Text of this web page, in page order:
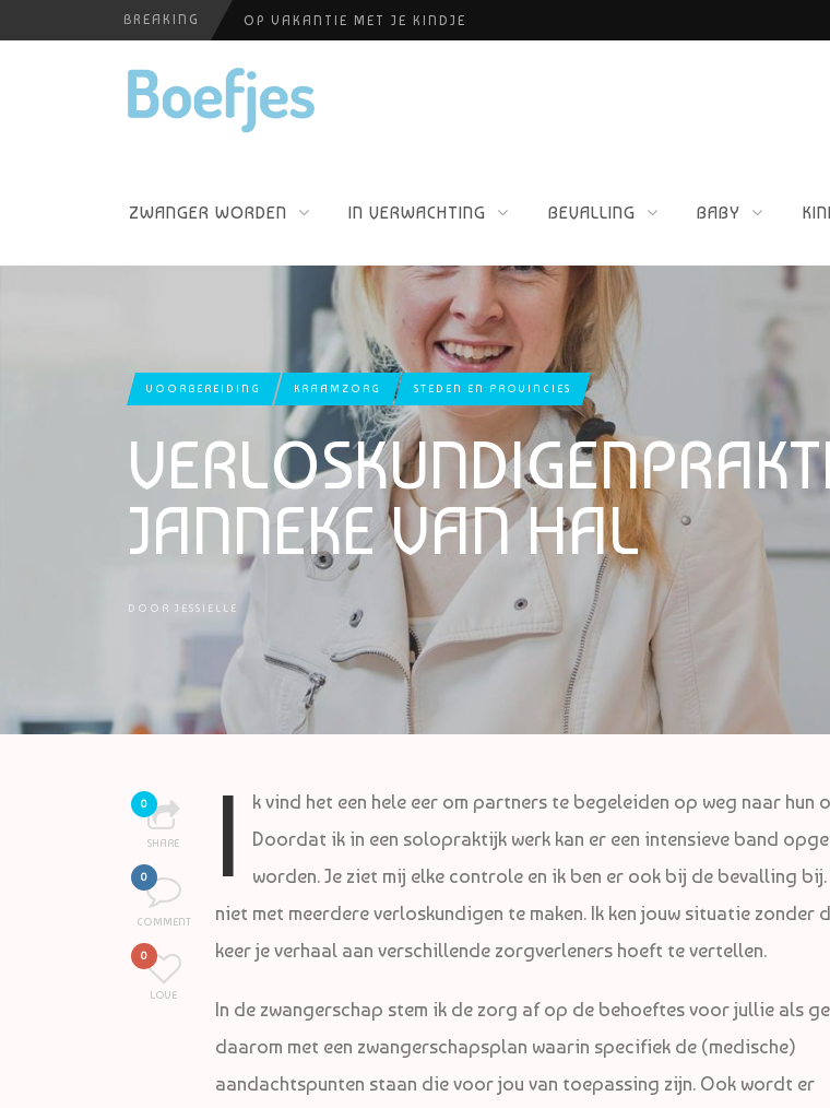
BREAKING OP VAKANTIE MET JE KINDJE
BABYBLOEI
YOGAPRAKTIJK THEA SMIT
ZWANGER WORDEN IN VERWACHTING BEVALLING BABY
VOORBEREIDING KRAAMZORG STEDEN EN PROVINCIES
JANNEKE VAN HAL
DOOR JESSIELLE
0
SHARE
0
COMMENT
0
LOVE
I
k vind het een hele eer om partners te begeleiden op weg naar hun
Doordat ik in een solopraktijk werk kan er een intensieve band
worden. Je ziet mij elke controle en ik ben er ook bij de bevalling bij.
niet met meerdere verloskundigen te maken. Ik ken jouw situatie zonder
keer je verhaal aan verschillende zorgverleners hoeft te vertellen.
In de zwangerschap stem ik de zorg af op de behoeftes voor jullie als
daarom met een zwangerschapsplan waarin specifiek de (medische)
aandachtspunten staan die voor jou van toepassing zijn. Ook wordt er